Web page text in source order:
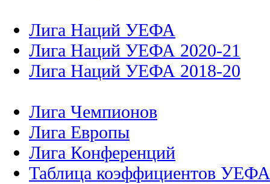
Лига Наций УЕФА
Лига Наций УЕФА 2020-21
Лига Наций УЕФА 2018-20
Лига Чемпионов
Лига Европы
Лига Конференций
Таблица коэффициентов УЕФА